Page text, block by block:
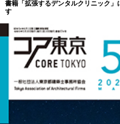
書籍「拡張するデンタルクリニック」
す